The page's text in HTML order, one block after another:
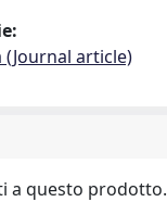
article)
a questo prodotto.